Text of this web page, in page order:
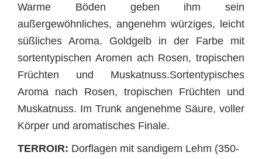
Warme Böden geben ihm sein
außergewöhnliches, angenehm würziges, leicht
süßliches Aroma. Goldgelb in der Farbe mit
sortentypischen Aromen ach Rosen, tropischen
Früchten und Muskatnuss.Sortentypisches
Aroma nach Rosen, tropischen Früchten und
Muskatnuss. Im Trunk angenehme Säure, voller
Körper und aromatisches Finale.
TERROIR: Dorflagen mit sandigem Lehm (350-